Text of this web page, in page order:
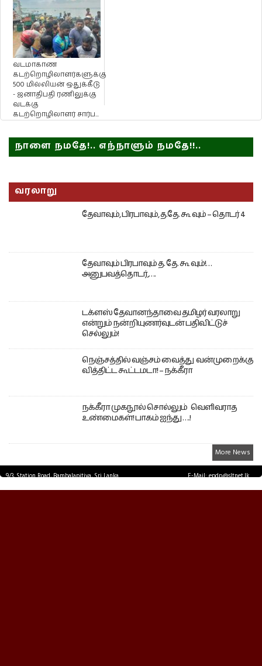
வடமாகாண
கடற்றொழிலாளர்களுக்கு
500 மில்லியன் ஒதுக்கீடு
- ஜனாதிபதி ரணிலுக்கு
வடக்கு
கடற்றொழிலாளர் சார்ப...
நாளை நமதே!.. எந்நாளும் நமதே!!..
வரலாறு
தேவாவும், பிரபாவும், த.தே. கூ வும் – தொடர் 4
தேவாவும் பிரபாவும் த. தே. கூ வும்!…
அனுபவத்தொடர்,….
டக்ளஸ் தேவானந்தாவை தமிழர் வரலாறு
என்றும் நன்றியுணர்வுடன் பதிவிட்டுச்
செல்லும்!
நெஞ்சத்தில் வஞ்சம் வைத்து வன்முறைக்கு
வித்திட்ட கூட்டமடா! – நக்கீரா
நக்கீரா முகநூல் சொல்லும் வெளிவராத
உண்மைகள்! பாகம் ஐந்து ….!
More News
9/3, Station Road, Bambalapitiya, Sri Lanka.
E-Mail: epdp@sltnet.lk